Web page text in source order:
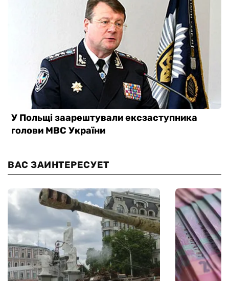
ВАС ЗАИНТЕРЕСУЕТ